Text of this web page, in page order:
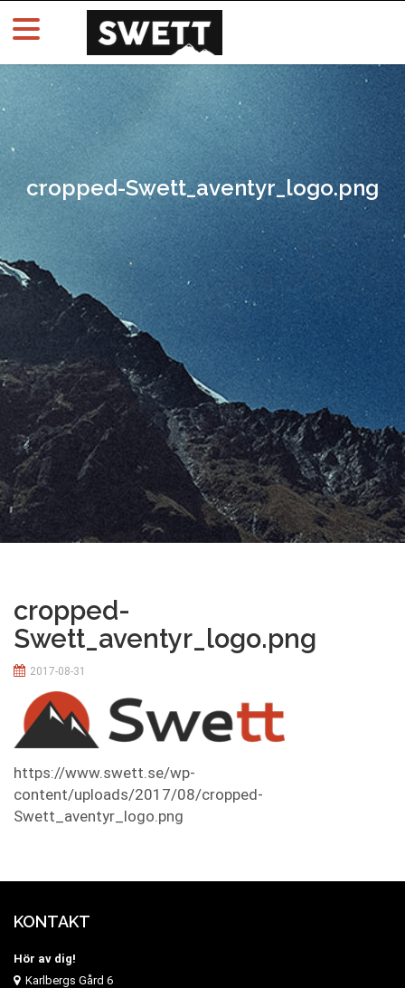
cropped-Swett_aventyr_logo.png
cropped-
Swett_aventyr_logo.png
2017-08-31
https://www.swett.se/wp-
content/uploads/2017/08/cropped-
Swett_aventyr_logo.png
KONTAKT
Hör av dig!
Karlbergs Gård 6